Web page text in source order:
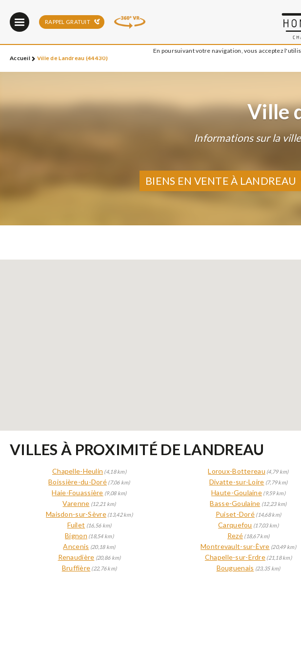
RAPPEL GRATUIT
En poursuivant votre navigation, vous acceptez
Accueil Ville de Landreau (44430)
Ville
Informations sur la
BIENS EN VENTE À LANDREAU
VILLES À PROXIMITÉ DE LANDREAU
Chapelle-Heulin (4,18 km) Loroux-Bottereau (4,79 km)
Boissière-du-Doré(7,06 km) Divatte-sur-Loire (7,79 km)
Haie-Fouassière (9,08 km) Haute-Goulaine (9,59 km)
Varenne (12,21 km) Basse-Goulaine (12,23 km)
Maisdon-sur-Sèvre(13,42 km) Puiset-Doré (14,68 km)
Fuilet (16,56 km) Carquefou (17,03 km)
Bignon (18,54 km) Rezé (18,67 km)
Ancenis (20,18 km) Montrevault-sur-Èvre (20,49 km)
Renaudière (20,86 km) Chapelle-sur-Erdre(21,18 km)
Bruffière (22,76 km) Bouguenais (23,35 km)